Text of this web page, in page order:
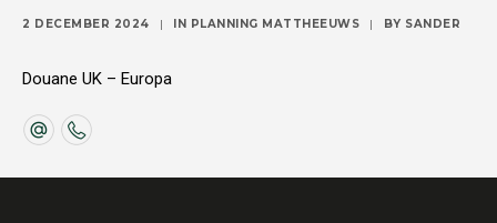
TRANSPORT
OVER ONS
VACATURES
CONTACT
2 DECEMBER 2024 | IN PLANNING MATTHEEUWS | BY SANDER
Douane UK – Europa